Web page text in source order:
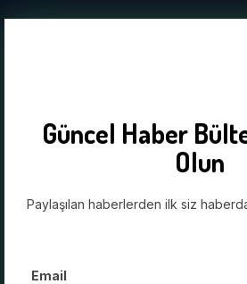
Güncel Haber
Olun
Paylaşılan haberlerden ilk siz
Email